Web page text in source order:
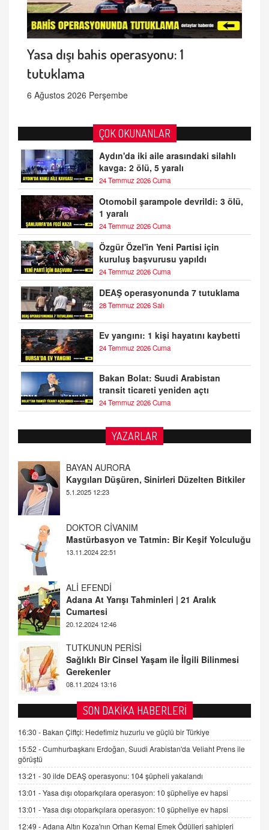
Yasa dışı bahis operasyonu: 1
tutuklama
6 Ağustos 2026 Perşembe
ÇOK OKUNANLAR
Aydın'da iki aile arasındaki silahlı
kavga: 2 ölü, 5 yaralı
24 Temmuz 2026 Cuma
Otomobil şarampole devrildi: 3 ölü,
1 yaralı
24 Temmuz 2026 Cuma
Özgür Özel'in Yeni Partisi için
kuruluş başvurusu yapıldı
24 Temmuz 2026 Cuma
DEAŞ operasyonunda 7 tutuklama
28 Temmuz 2026 Salı
Ev yangını: 1 kişi hayatını kaybetti
24 Temmuz 2026 Cuma
Bakan Bolat: Suudi Arabistan
transit ticareti yeniden açtı
24 Temmuz 2026 Cuma
YAZARLAR
DOKTOR CİVANIM
Mastürbasyon ve Tatmin: Bir Keşif Yolculuğu
13.11.2024 22:51
ALİ EFENDİ
Adana At Yarışı Tahminleri | 21 Aralık
Cumartesi
TUTKUNUN PERİSİ
Sağlıklı Bir Cinsel Yaşam ile İlgili Bilinmesi
Gerekenler
08.11.2024 13:16
FARUK ÖNALAN
Tezkere Onaylanmasaydı…
2 Kasım 2021 Salı 00:11
AV. DOĞAN CAN DOĞAN
Kişisel verilerin korunması ve dijital hukukun
gelişimi
15.09.2025 16:17
SEHER EREK
Kış Ayları Geldi, Hangi Önlemler Alınmalı?
9.12.2025 10:11
İNCİ GÜL AKÖL
SON DAKİKA HABERLERİ
16:30 - Bakan Çiftçi: Hedefimiz huzurlu ve güçlü bir Türkiye
15:52 -Cumhurbaşkanı Erdoğan, Suudi Arabistan'da Veliaht Prens ile
görüştü
13:21 -30 ilde DEAŞ operasyonu: 104 şüpheli yakalandı
13:01 -Yasa dışı otoparkçılara operasyon: 10 şüpheliye ev hapsi
13:01 -Yasa dışı otoparkçılara operasyon: 10 şüpheliye ev hapsi
12:49 -Adana Altın Koza'nın Orhan Kemal Emek Ödülleri sahipleri